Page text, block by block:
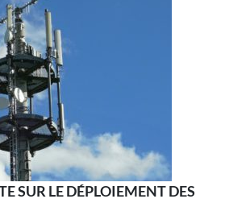
SUR LE DÉPLOIEMENT DES